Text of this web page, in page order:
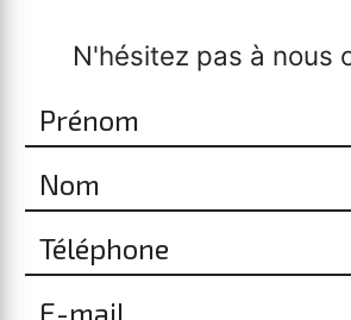
N'hésitez pas à nous